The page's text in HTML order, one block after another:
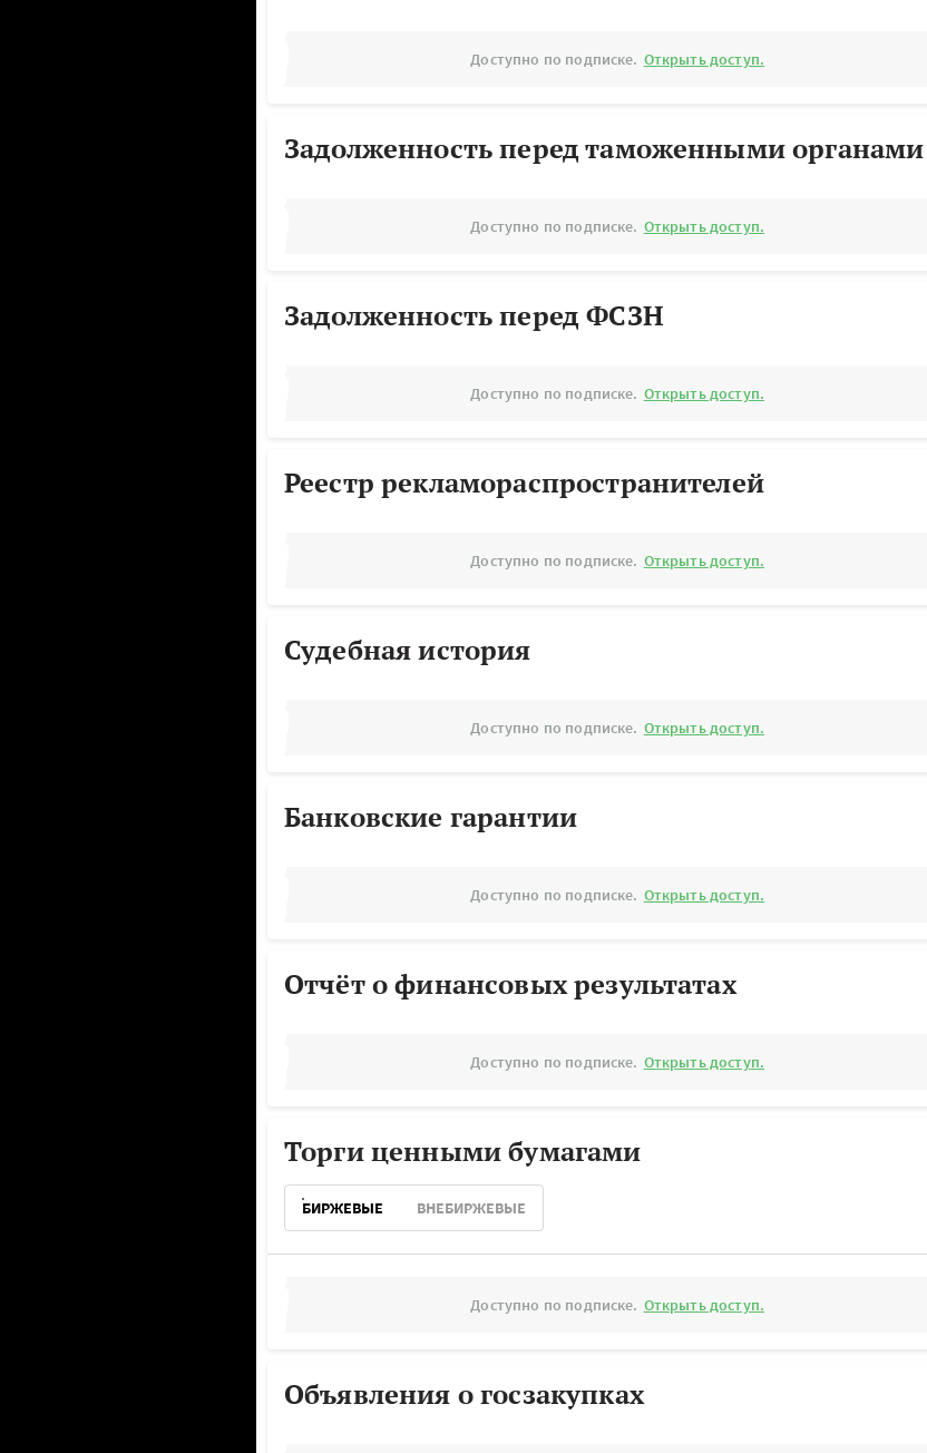
Доступно по подписке. Открыть доступ.
Задолженность перед таможенными органами
Доступно по подписке. Открыть доступ.
Задолженность перед ФСЗН
Доступно по подписке. Открыть доступ.
Реестр рекламораспространителей
Доступно по подписке. Открыть доступ.
Судебная история
Доступно по подписке. Открыть доступ.
Банковские гарантии
Доступно по подписке. Открыть доступ.
Отчёт о финансовых результатах
Доступно по подписке. Открыть доступ.
Торги ценными бумагами
БИРЖЕВЫЕ ВНЕБИРЖЕВЫЕ
Доступно по подписке. Открыть доступ.
Объявления о госзакупках